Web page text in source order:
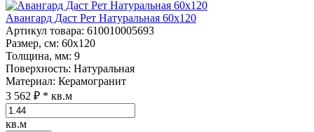
Авангард Даст Рет Натуральная 60x120
Артикул товара: 610010005693
Размер, см: 60x120
Толщина, мм: 9
Поверхность: Натуральная
Материал: Керамогранит
3 562 ₽ * кв.м
кв.м